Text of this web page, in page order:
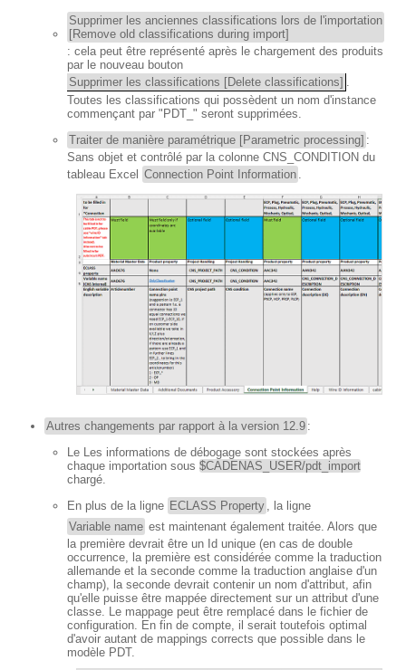
Supprimer les anciennes classifications lors de l'importation
[Remove old classifications during import]
: cela peut être représenté après le chargement des produits
par le nouveau bouton
Supprimer les classifications [Delete classifications] .
Toutes les classifications qui possèdent un nom d'instance
commençant par "PDT_" seront supprimées.
Traiter de manière paramétrique [Parametric processing] :
Sans objet et contrôlé par la colonne CNS_CONDITION du
tableau Excel Connection Point Information .
Autres changements par rapport à la version 12.9 :
Le Les informations de débogage sont stockées après
chaque importation sous $CADENAS_USER/pdt_import
chargé.
En plus de la ligne ECLASS Property
, la ligne
Variable name est maintenant également traitée. Alors que
la première devrait être un Id unique (en cas de double
occurrence, la première est considérée comme la traduction
allemande et la seconde comme la traduction anglaise d'un
champ), la seconde devrait contenir un nom d'attribut, afin
qu'elle puisse être mappée directement sur un attribut d'une
classe. Le mappage peut être remplacé dans le fichier de
configuration. En fin de compte, il serait toutefois optimal
d'avoir autant de mappings corrects que possible dans le
modèle PDT.